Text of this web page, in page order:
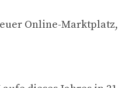
Online-Marktplatz,